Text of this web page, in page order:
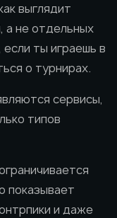
выглядит
а не отдельных
ты играешь в
о турнирах.
сервисы,
типов
показывает
и даже